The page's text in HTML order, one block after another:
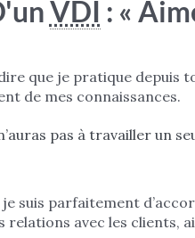
VDI : «
que je pratique depuis
de mes connaissances.
pas à travailler un
suis parfaitement
relations avec les clients,